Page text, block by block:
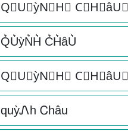
Q⃗U⃗ỳN⃗H⃗ C⃗H⃗âU⃗
Q͛U͛ỳN͛H͛ C͛H͛âU͛
Q⃒U⃒ỳN⃒H⃒ C⃒H⃒âU⃒
quỳᏁh Ꮯhâu